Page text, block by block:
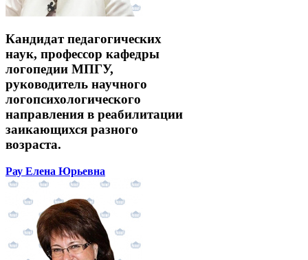
Кандидат педагогических
наук, профессор кафедры
логопедии МПГУ,
руководитель научного
логопсихологического
направления в реабилитации
заикающихся разного
возраста.
Рау Елена Юрьевна